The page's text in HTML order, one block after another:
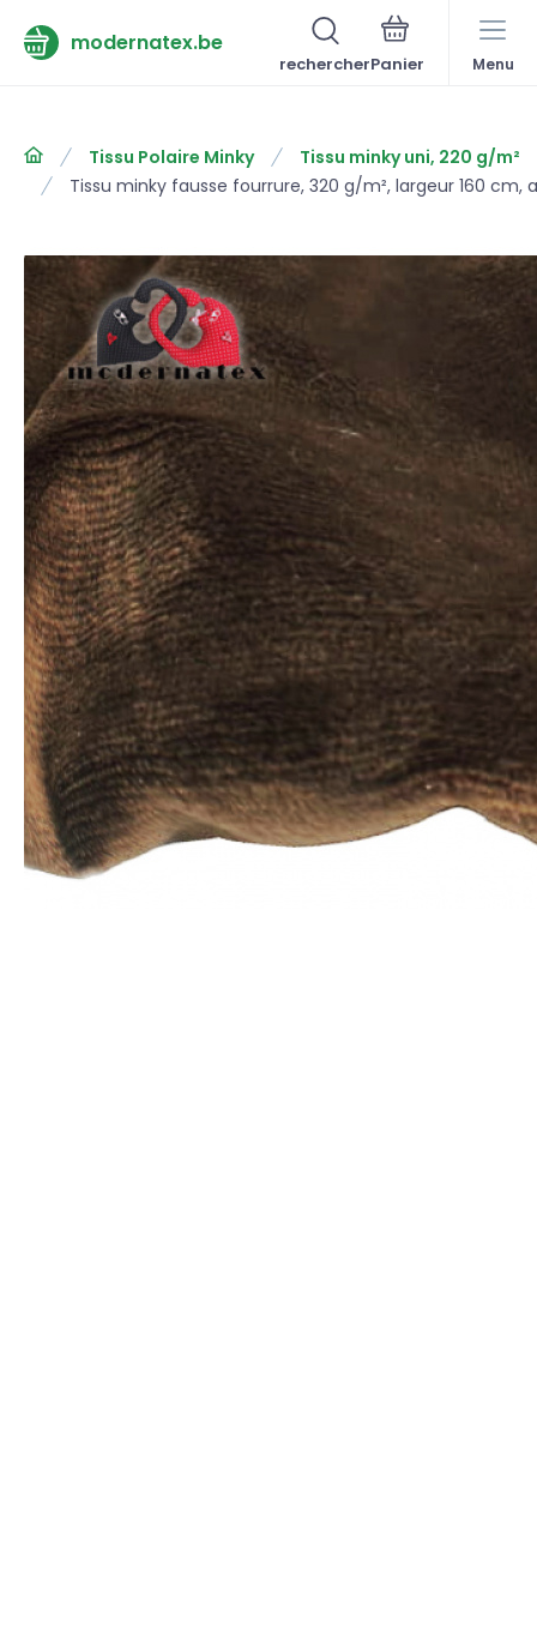
modernatex.be
rechercher Menu
Tissu Polaire Minky
Tissu minky uni, 220 g/m²
Tissu minky fausse fourrure, 320 g/m², largeur 160